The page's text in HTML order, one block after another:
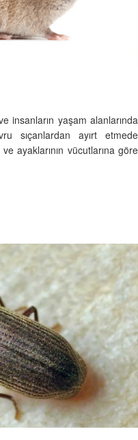
insanların yaşam alanlarında
sıçanlardan ayırt etmede
ayaklarının vücutlarına göre